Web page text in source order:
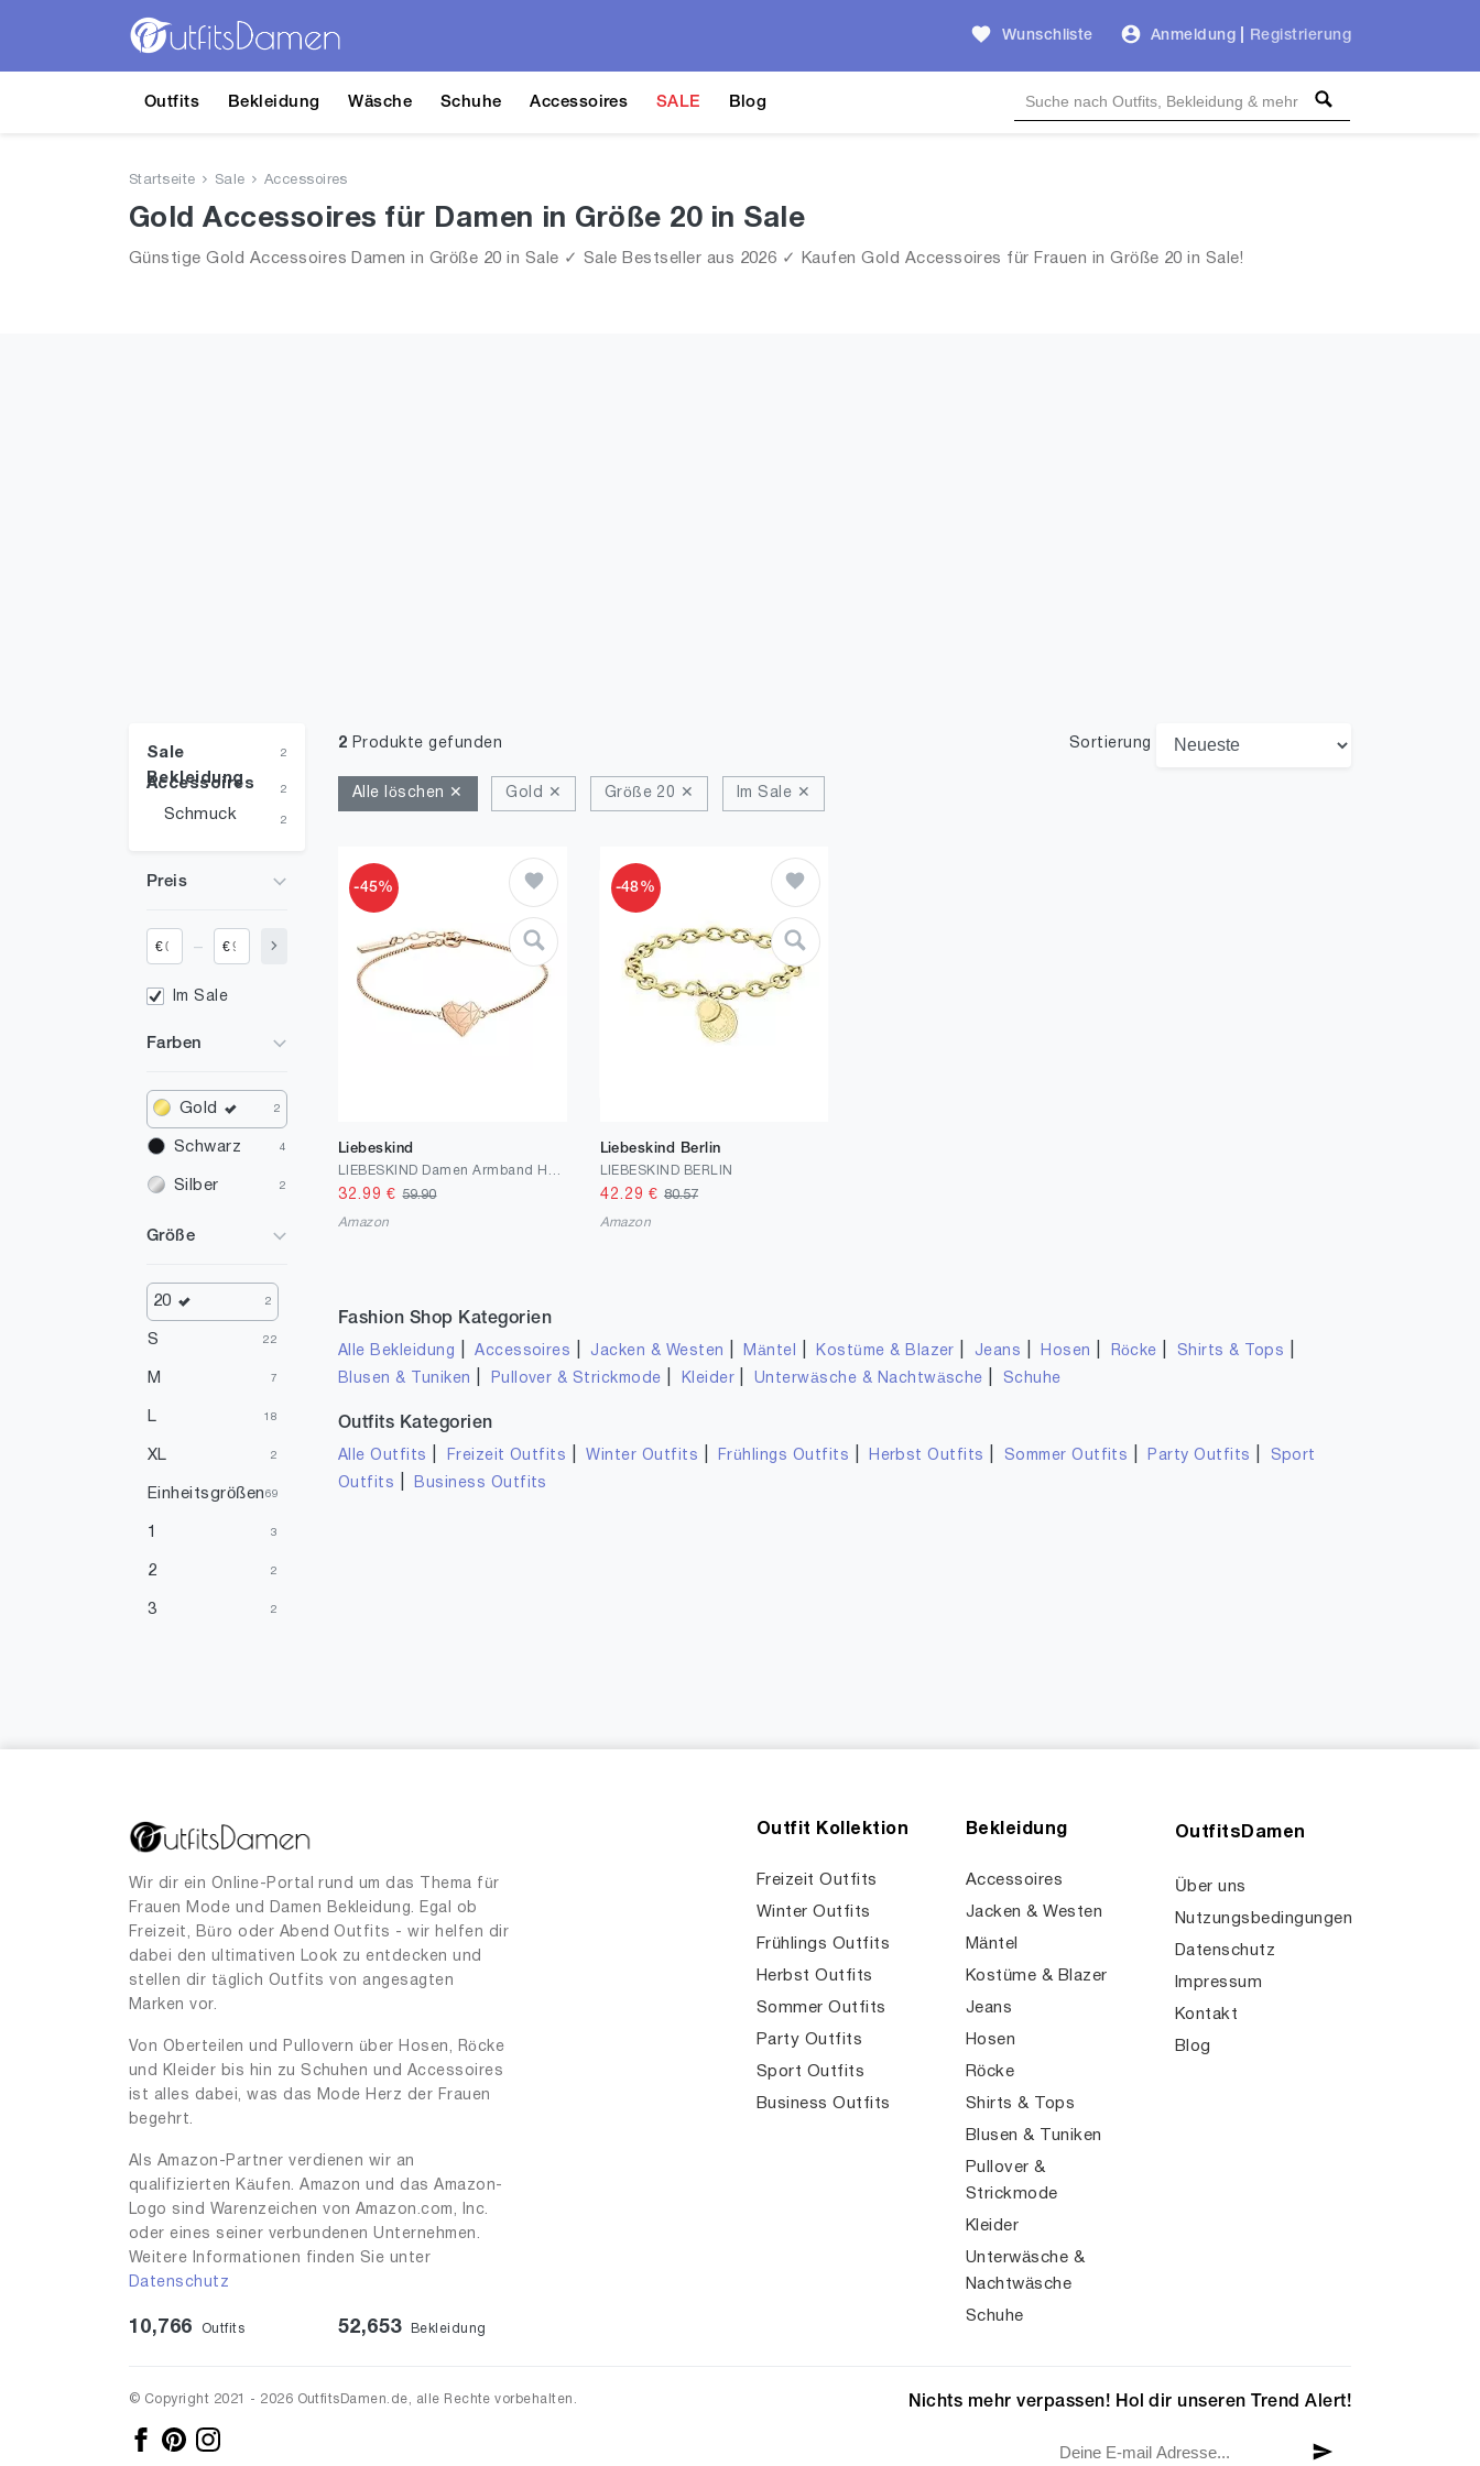
Wunschliste Anmeldung Registrierung
Outfits Bekleidung Wäsche Schuhe Accessoires SALE Blog
Startseite Sale Accessoires
Gold Accessoires für Damen in Größe 20 in Sale
Günstige Gold Accessoires Damen in Größe 20 in Sale ✓ Sale Bestseller aus 2026 ✓ Kaufen Gold Accessoires für Frauen in Größe 20 in Sale!
Sale
Bekleidung
2
Accessoires 2
Schmuck 2
Preis
€ €
Im Sale
Farben
Gold 2
Schwarz 4
Silber 2
Größe
20 2
S 22
M 7
L 18
XL 2
Einheitsgrößen 69
1 3
2 2
3 2
26 1
27 1
31 4
34
38
50 1
52
56 1
2 Produkte gefunden Sortierung
Alle löschen ✕ Gold ✕ Größe 20 ✕ Im Sale ✕
-45%
Liebeskind
32.99 €59.90
Amazon
-48%
Liebeskind Berlin
LIEBESKIND BERLIN
42.29 € 80.57
Amazon
Fashion Shop Kategorien
Alle Bekleidung |Accessoires Jacken & Westen Mäntel Kostüme & Blazer Jeans Hosen Röcke Shirts & Tops
Blusen & Tuniken Pullover & Strickmode Kleider Unterwäsche & Nachtwäsche Schuhe
Outfits Kategorien
Alle Outfits Freizeit Outfits |Winter Outfits Frühlings Outfits Herbst Outfits Sommer Outfits Party Outfits
Sport
Outfits
Business Outfits
Wir dir ein Online-Portal rund um das Thema für
Frauen Mode und Damen Bekleidung. Egal ob
Freizeit, Büro oder Abend Outfits - wir helfen dir
dabei den ultimativen Look zu entdecken und
stellen dir täglich Outfits von angesagten
Marken vor.
Von Oberteilen und Pullovern über Hosen, Röcke
und Kleider bis hin zu Schuhen und Accessoires
ist alles dabei, was das Mode Herz der Frauen
begehrt.
Als Amazon-Partner verdienen wir an
qualifizierten Käufen. Amazon und das Amazon-
Logo sind Warenzeichen von Amazon.com, Inc.
oder eines seiner verbundenen Unternehmen.
Weitere Informationen finden Sie unter
Datenschutz
10,766 Outfits 52,653 Bekleidung
Outfit Kollektion
Freizeit Outfits
Winter Outfits
Frühlings Outfits
Herbst Outfits
Sommer Outfits
Party Outfits
Sport Outfits
Business Outfits
Bekleidung
Accessoires
Jacken & Westen
Mäntel
Kostüme & Blazer
Jeans
Hosen
Röcke
Shirts & Tops
Blusen & Tuniken
Pullover &
Strickmode
Kleider
Unterwäsche &
Nachtwäsche
Schuhe
OutfitsDamen
Über uns
Nutzungsbedingungen
Datenschutz
Impressum
Kontakt
Blog
© Copyright 2021 - 2026 OutfitsDamen.de, alle Rechte vorbehalten. Nichts mehr verpassen! Hol dir unseren Trend Alert!